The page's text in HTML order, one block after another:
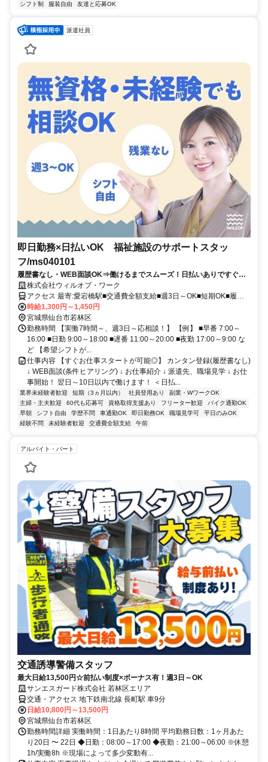
シフト制
服装自由 友達と応募OK
派遣社員
即日勤務×日払いOK 福祉施設のサポートスタッ
フ/ms040101
履歴書なし・WEB面談OK⇒働けるまでスムーズ！日払いありですぐ稼
げる★介護デビュー応援！
株式会社ウィルオブ・ワーク
アクセス 最寄:愛宕橋駅■交通費全額支給■週3日～OK■短期OK■履歴
書不要
時給1,300円～1,450円
宮城県仙台市若林区
勤務時間 【実働7時間～、週3日～応相談！】 【例】 ■早番 7:00～
16:00 ■日勤 9:00～18:00 ■遅番 11:00～20:00 ■夜勤 17:00～9:00 な
ど 【希望シフトが...
仕事内容 【すぐお仕事スタートが可能◎】 カンタン登録(履歴書なし)
↓ WEB面談(条件ヒアリング) ↓ お仕事紹介 ↓ 派遣先、職場見学 ↓ お仕
事開始！ 翌日～10日以内で働けます！ ＜日払...
業界未経験者歓迎 短期（3ヵ月以内） 社員登用あり
副業・WワークOK
主婦・主夫歓迎
60代も応募可 資格取得支援あり フリーター歓迎
バイク通勤OK
早朝
シフト自由 学歴不問 車通勤OK 即日勤務OK 職場見学可
平日のみOK
経験不問
未経験者歓迎 交通費全額支給 午前
アルバイト・パート
交通誘導警備スタッフ
最大日給13,500円☆前払い制度×ボーナス有！週3日～OK
サンエスガード株式会社 若林区エリア
交通・アクセス 地下鉄南北線 長町駅 車9分
日給10,800円～13,500円
宮城県仙台市若林区
勤務時間詳細 実働時間：1日あたり8時間 平均勤務日数：1ヶ月あた
り20日 〜 22日 ◆日勤：08:00～17:00 ◆夜勤：21:00～06:00 ※休憩
1h/実働8h ※現場によって多少変動有...